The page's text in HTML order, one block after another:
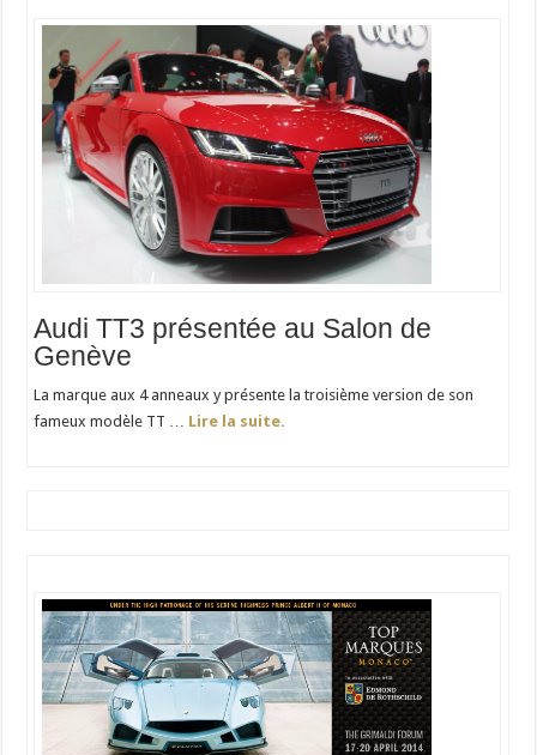
Audi TT3 présentée au Salon de
Genève
La marque aux 4 anneaux y présente la troisième version de son
fameux modèle TT … Lire la suite.